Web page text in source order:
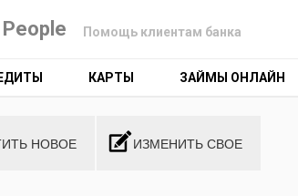
Помощь клиентам банка
КАРТЫ ЗАЙМЫ ОНЛАЙН
НОВОЕ ИЗМЕНИТЬ СВОЕ